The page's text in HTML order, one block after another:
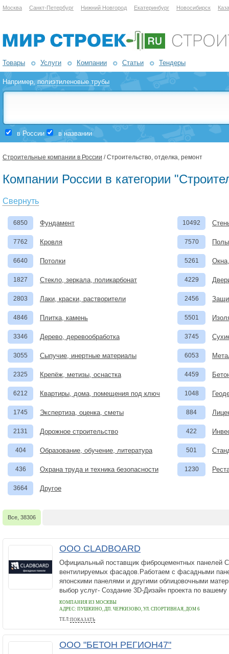
Москва Санкт-Петербург Нижний Новгород Екатеринбург Новосибирск
Товары Услуги Компании Статьи Тендеры
Например,полиэтиленовые трубы
в России в названии
Строительные компании в России / Строительство, отделка, ремонт
Компании России в категории
Свернуть
6850 Фундамент 10492
7762 Кровля 7570 Полы
6640 Потолки 5261
1827 Стекло, зеркала, поликарбонат 4229
2803 Лаки, краски, растворители 2456
4846 Плитка, камень 5501
3346 Дерево, деревообработка 3745
3055 Сыпучие, инертные материалы 6053
2325 Крепёж, метизы, оснастка 4459
6212 Квартиры, дома, помещения под ключ 1048
1745 Экспертиза, оценка, сметы 884
2131 Дорожное строительство 422
404 Образование, обучение, литература 501
436 Охрана труда и техника безопасности 1230
3664 Другое
Все, 38306
ООО CLADBOARD
Официальный поставщик фиброцементных панелей
вентилируемых фасадов.Работаем с фасадными
японскими панелями и другими облицовочными
выбор услуг- Создание 3D-Дизайн проекта по
КОМПАНИЯ ИЗ МОСКВЫ
АДРЕС: ПУШКИНО, ДП. ЧЕРКИЗОВО, УЛ. СПОРТИВНАЯ, ДОМ 6
ТЕЛ:ПОКАЗАТЬ
8(495)799-84-01
ООО "БЕТОН РЕГИОН47"